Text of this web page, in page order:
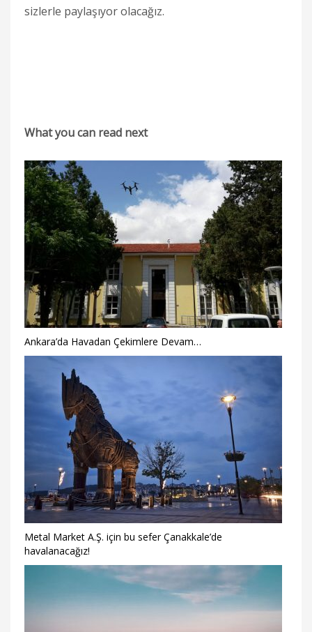
sizlerle paylaşıyor olacağız.
What you can read next
Ankara’da Havadan Çekimlere Devam…
Metal Market A.Ş. için bu sefer Çanakkale’de
havalanacağız!